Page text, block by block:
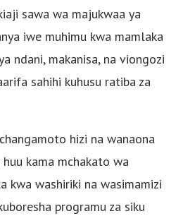
sawa wa majukwaa ya
iwe muhimu kwa mamlaka
ndani, makanisa, na viongozi
sahihi kuhusu ratiba za
hizi na wanaona
kama mchakato wa
kwa washiriki na wasimamizi
programu za siku